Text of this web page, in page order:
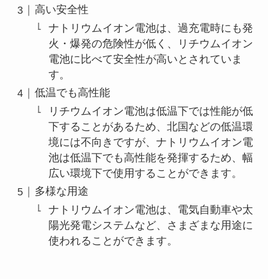
高い安全性
ナトリウムイオン電池は、過充電時にも発
火・爆発の危険性が低く、リチウムイオン
電池に比べて安全性が高いとされていま
す。
低温でも高性能
リチウムイオン電池は低温下では性能が低
下することがあるため、北国などの低温環
境には不向きですが、ナトリウムイオン電
池は低温下でも高性能を発揮するため、幅
広い環境下で使用することができます。
多様な用途
ナトリウムイオン電池は、電気自動車や太
陽光発電システムなど、さまざまな用途に
使われることができます。